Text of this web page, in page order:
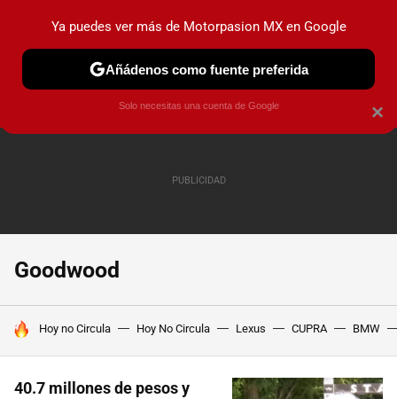
PRUEBAS INDUSTRIA HOY NO CIRCULA
Goodwood
HOY SE HABLA DE
Hoy no Circula Hoy No Circula Lexus CUPRA BMW
40.7 millones de pesos y
×
Ya puedes ver más de Motorpasion MX en Google
Añádenos como fuente preferida
Solo necesitas una cuenta de Google